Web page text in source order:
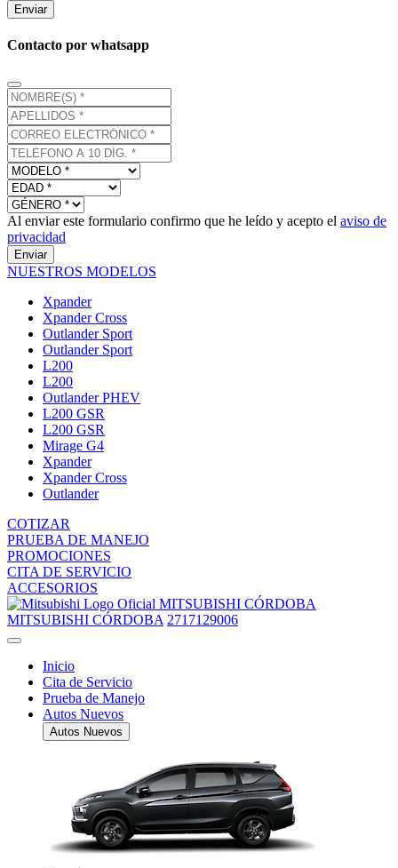
Enviar
Contacto por whatsapp
Al enviar este formulario confirmo que he leído y acepto el aviso de
privacidad
Enviar
NUESTROS MODELOS
Xpander
Xpander Cross
Outlander Sport
Outlander Sport
L200
L200
Outlander PHEV
L200 GSR
L200 GSR
Mirage G4
Xpander
Xpander Cross
Outlander
COTIZAR
PRUEBA DE MANEJO
PROMOCIONES
CITA DE SERVICIO
ACCESORIOS
MITSUBISHI CÓRDOBA
MITSUBISHI CÓRDOBA 2717129006
Inicio
Cita de Servicio
Prueba de Manejo
Autos Nuevos
Autos Nuevos